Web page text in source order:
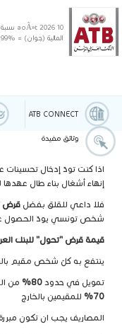
10 aoÃ»t 2026
المالية (جوان) = %6.99
ATB CONNECT
وثائق مفيدة
اذا كنت تودّ إدخال
إنهاء أشغال بناء طال عهدها
فلا داعي للقلق بفضل قرض
شخص تونسي يودّ الحصول
قيمة قرض "تحول" للبنك
ينتفع به كلّ شخص مقيم
تمويل في حدود 80%
من
70%
للمقيمين بالخارج
المصاريف يجب ان تكون